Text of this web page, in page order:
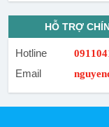
HỖ TRỢ
Hotline
Email